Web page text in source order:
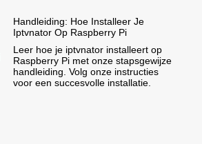
Handleiding: Hoe Installeer Je
Iptvnator Op Raspberry Pi
Leer hoe je iptvnator installeert op
Raspberry Pi met onze stapsgewijze
handleiding. Volg onze instructies
voor een succesvolle installatie.